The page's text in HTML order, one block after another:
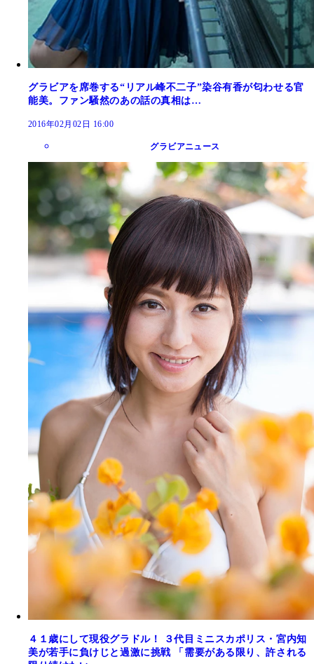
グラビアを席巻する“リアル峰不二子”染谷有香が匂わせる官
能美。ファン騒然のあの話の真相は…
2016年02月02日 16:00
グラビアニュース
４１歳にして現役グラドル！ ３代目ミニスカポリス・宮内知
美が若手に負けじと過激に挑戦 「需要がある限り、許される